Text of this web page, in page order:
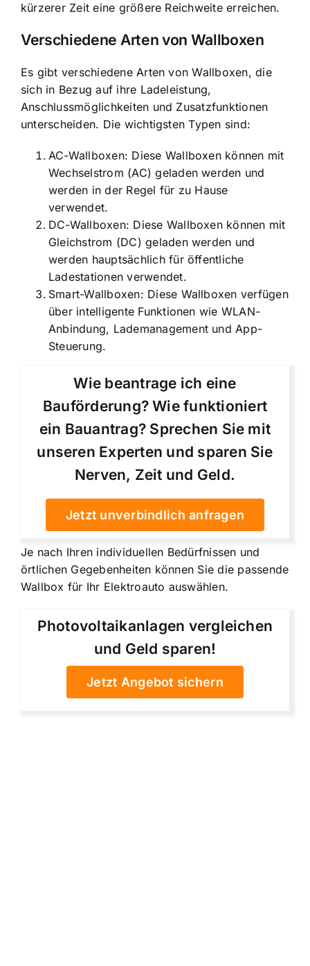
kürzerer Zeit eine größere Reichweite erreichen.
Verschiedene Arten von Wallboxen
Es gibt verschiedene Arten von Wallboxen, die
sich in Bezug auf ihre Ladeleistung,
Anschlussmöglichkeiten und Zusatzfunktionen
unterscheiden. Die wichtigsten Typen sind:
AC-Wallboxen: Diese Wallboxen können mit
Wechselstrom (AC) geladen werden und
werden in der Regel für zu Hause
verwendet.
DC-Wallboxen: Diese Wallboxen können mit
Gleichstrom (DC) geladen werden und
werden hauptsächlich für öffentliche
Ladestationen verwendet.
Smart-Wallboxen: Diese Wallboxen verfügen
über intelligente Funktionen wie WLAN-
Anbindung, Lademanagement und App-
Steuerung.
Wie beantrage ich eine
Bauförderung? Wie funktioniert
ein Bauantrag? Sprechen Sie mit
unseren Experten und sparen Sie
Nerven, Zeit und Geld.
Jetzt unverbindlich anfragen
Je nach Ihren individuellen Bedürfnissen und
örtlichen Gegebenheiten können Sie die passende
Wallbox für Ihr Elektroauto auswählen.
Photovoltaikanlagen vergleichen
und Geld sparen!
Jetzt Angebot sichern